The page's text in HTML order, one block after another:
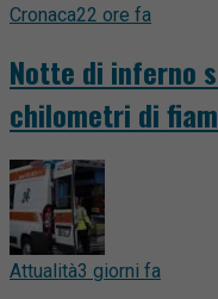
Cronaca22 ore fa
Notte di inferno
chilometri di
Attualità3 giorni fa